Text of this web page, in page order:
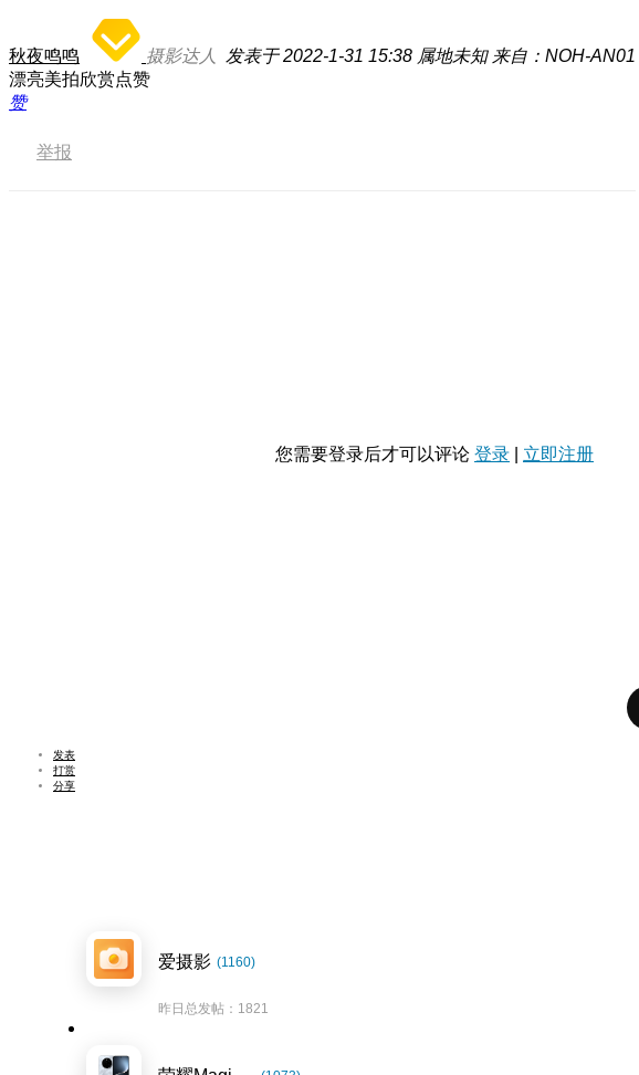
秋夜鸣鸣 摄影达人 发表于 2022-1-31 15:38 属地未知 来自：NOH-AN01
漂亮美拍欣赏点赞
赞
举报
您需要登录后才可以评论 登录 立即注册
发表
打赏
分享
爱摄影 (1160)
昨日总发帖：1821